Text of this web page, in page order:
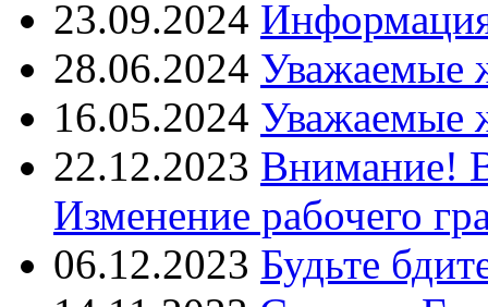
23.09.2024
28.06.2024 Уважаемые
16.05.2024 Уважаемые
22.12.2023 Внимание!
Изменение рабочего
06.12.2023 Будьте